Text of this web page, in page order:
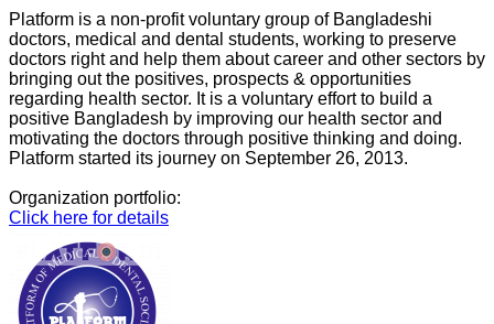
Platform is a non-profit voluntary group of Bangladeshi
doctors, medical and dental students, working to preserve
doctors right and help them about career and other sectors by
bringing out the positives, prospects & opportunities
regarding health sector. It is a voluntary effort to build a
positive Bangladesh by improving our health sector and
motivating the doctors through positive thinking and doing.
Platform started its journey on September 26, 2013.
Organization portfolio:
Click here for details